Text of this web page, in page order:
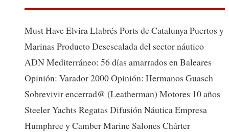
Must Have Elvira Llabrés Ports de Catalunya Puertos y
Marinas Producto Desescalada del sector náutico
ADN Mediterráneo: 56 días amarrados en Baleares
Opinión: Varador 2000 Opinión: Hermanos Guasch
Sobrevivir encerrad@ (Leatherman) Motores 10 años
Steeler Yachts Regatas Difusión Náutica Empresa
Humphree y Camber Marine Salones Chárter